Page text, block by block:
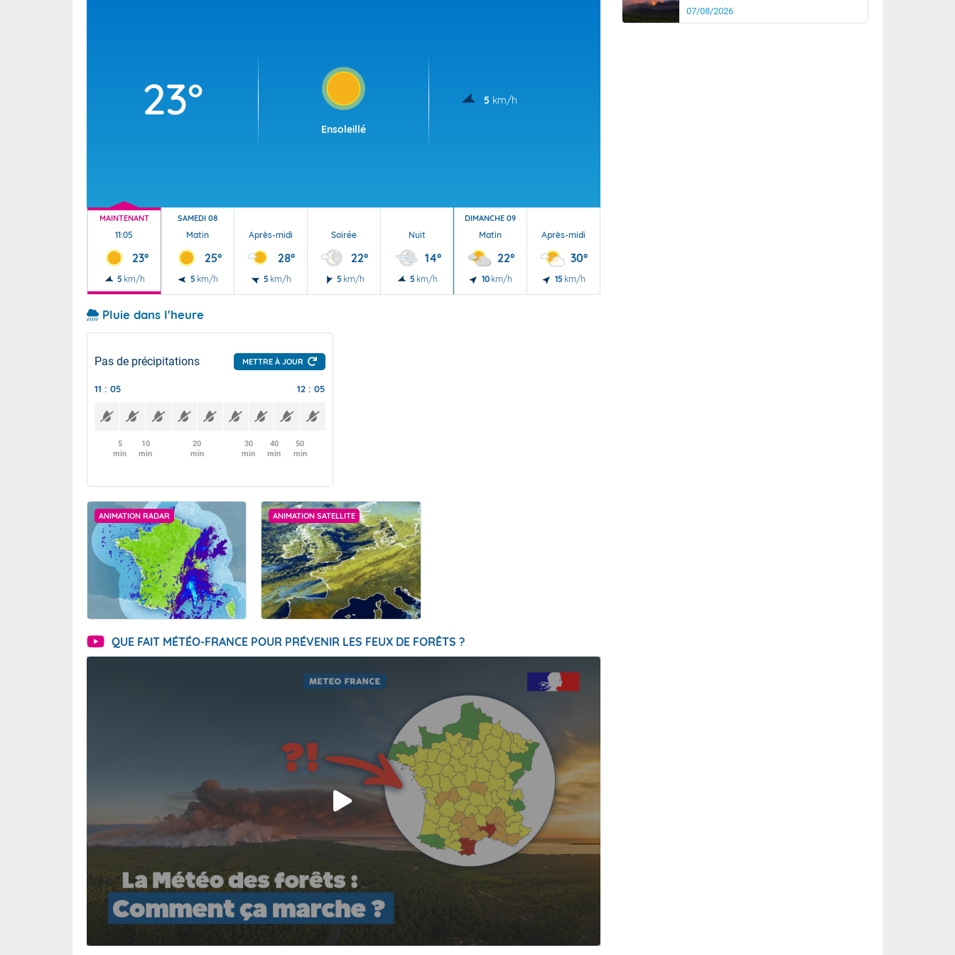
23°
Ensoleillé
5 km/h
MAINTENANT
11:05
23°
5 km/h
SAMEDI 08
Matin
25°
5 km/h
Après-midi
28°
5 km/h
Soirée
22°
5 km/h
Nuit
14°
5 km/h
DIMANCHE 09
Matin
22°
10 km/h
Après-midi
30°
15 km/h
Pluie dans l'heure
Pas de précipitations METTRE À JOUR
11 : 05 12 : 05
5
min
10
min
20
min
30
min
40
min
50
min
ANIMATION RADAR ANIMATION SATELLITE
QUE FAIT MÉTÉO-FRANCE POUR PRÉVENIR LES FEUX DE FORÊTS ?
07/08/2026